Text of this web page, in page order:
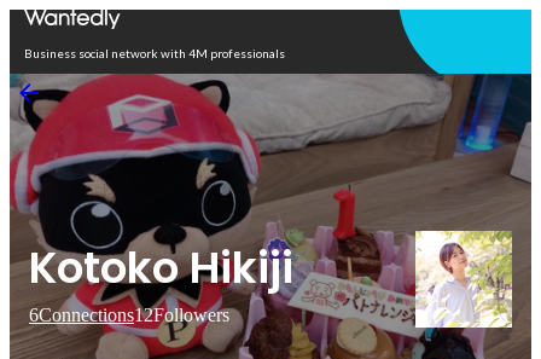
Business social network with 4M professionals
Kotoko Hikiji
6Connections12Followers